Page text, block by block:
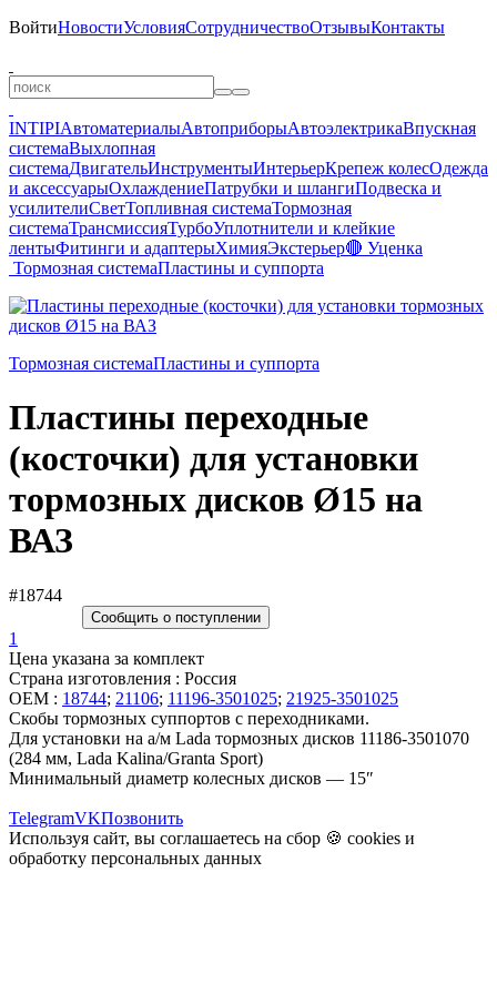
ВойтиНовостиУсловияСотрудничествоОтзывыКонтакты
INTIPIАвтоматериалыАвтоприборыАвтоэлектрикаВпускная
системаВыхлопная
системаДвигательИнструментыИнтерьерКрепеж колесОдежда
и аксессуарыОхлаждениеПатрубки и шлангиПодвеска и
усилителиСветТопливная системаТормозная
системаТрансмиссияТурбоУплотнители и клейкие
лентыФитинги и адаптерыХимияЭкстерьер🔴 Уценка
Тормозная системаПластины и суппорта
Тормозная системаПластины и суппорта
Пластины переходные
(косточки) для установки
тормозных дисков Ø15 на
ВАЗ
#18744
Сообщить о поступлении
1
Цена указана за комплект
Страна изготовления : Россия
OEM : 18744; 21106; 11196-3501025; 21925-3501025
Скобы тормозных суппортов с переходниками.
Для установки на а/м Lada тормозных дисков 11186-3501070
(284 мм, Lada Kalina/Granta Sport)
Минимальный диаметр колесных дисков — 15″
TelegramVKПозвонить
Используя сайт, вы соглашаетесь на сбор 🍪 cookies и
обработку персональных данных